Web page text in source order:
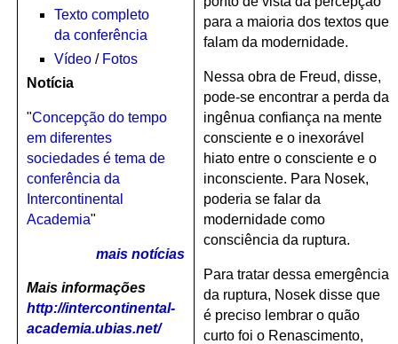
Texto completo
da conferência
Vídeo / Fotos
Notícia
"Concepção do tempo
em diferentes
sociedades é tema de
conferência da
Intercontinental
Academia"
mais notícias
Mais informações
http://intercontinental-
academia.ubias.net/
para a maioria dos textos que
falam da modernidade.
Nessa obra de Freud, disse,
pode-se encontrar a perda da
ingênua confiança na mente
consciente e o inexorável
hiato entre o consciente e o
inconsciente. Para Nosek,
poderia se falar da
modernidade como
consciência da ruptura.
Para tratar dessa emergência
da ruptura, Nosek disse que
é preciso lembrar o quão
curto foi o Renascimento,